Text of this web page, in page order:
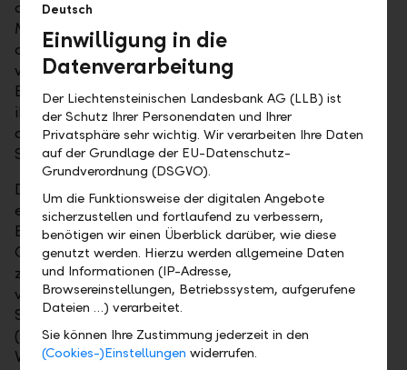
dass ein Fehlverhalten eines ehemaligen
Mitarbeitenden vorliegt und die ehemalige Bank für
dessen Fehlverhalten sowie den von ihm
verursachten Schaden mithaftet. Die ehemalige
Bank haftet nicht aufgrund eines Fehlverhaltens
ihrerseits. Die bislang geleisteten Zahlungen in
diesem Fall wurden bereits 2017 über den
Sachaufwand verbucht.
Die LLB Verwaltung (Schweiz) AG hat gegen das
erstinstanzliche Urteil Beschwerde erhoben. Die
Berufungsinstanz bestätigt nun das Urteil des High
Court of Justice in wesentlichen Punkten. Die
zusätzlichen Kosten für das bisherige Verfahren von
voraussichtlich ca. CHF 4.3 Mio. werden über den
Sachaufwand verbucht. Die LLB Verwaltung
(Schweiz) AG macht ihre Ansprüche gegenüber der
Versicherung geltend.
Deutsch
Einwilligung in die
Datenverarbeitung
Der Liechtensteinischen Landesbank AG (LLB) ist
der Schutz Ihrer Personendaten und Ihrer
Privatsphäre sehr wichtig. Wir verarbeiten Ihre Daten
auf der Grundlage der EU-Datenschutz-
Grundverordnung (DSGVO).
Um die Funktionsweise der digitalen Angebote
sicherzustellen und fortlaufend zu verbessern,
benötigen wir einen Überblick darüber, wie diese
genutzt werden. Hierzu werden allgemeine Daten
und Informationen (IP-Adresse,
Browsereinstellungen, Betriebssystem, aufgerufene
Dateien …) verarbeitet.
Sie können Ihre Zustimmung jederzeit in den
(Cookies-)Einstellungen widerrufen.